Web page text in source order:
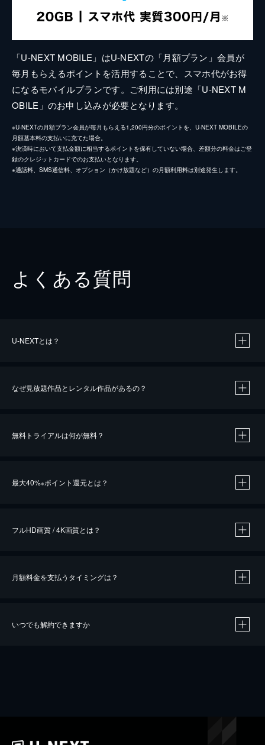
「U-NEXT MOBILE」はU-NEXTの「月額プラン」会員が
毎月もらえるポイントを活用することで、スマホ代がお得
になるモバイルプランです。ご利用には別途「U-NEXT M
OBILE」のお申し込みが必要となります。
※U-NEXTの月額プラン会員が毎月もらえる1,200円分のポイントを、U-NEXT MOBILEの
月額基本料の支払いに充てた場合。
※決済時において支払金額に相当するポイントを保有していない場合、差額分の料金はご登
録のクレジットカードでのお支払いとなります。
※通話料、SMS通信料、オプション（かけ放題など）の月額利用料は別途発生します。
よくある質問
U-NEXTとは？
なぜ見放題作品とレンタル作品があるの？
無料トライアルは何が無料？
最大40%※ポイント還元とは？
※40％ポイント還元の対象は、クレジットカード決済による作品の購入 / レンタルです。
iOSアプリのUコイン決済による作品の購入 / レンタルは、20％のポイント還元です。
フルHD画質 / 4K画質とは？
月額料金を支払うタイミングは？
いつでも解約できますか